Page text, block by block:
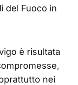
del Fuoco in
è risultata
nei